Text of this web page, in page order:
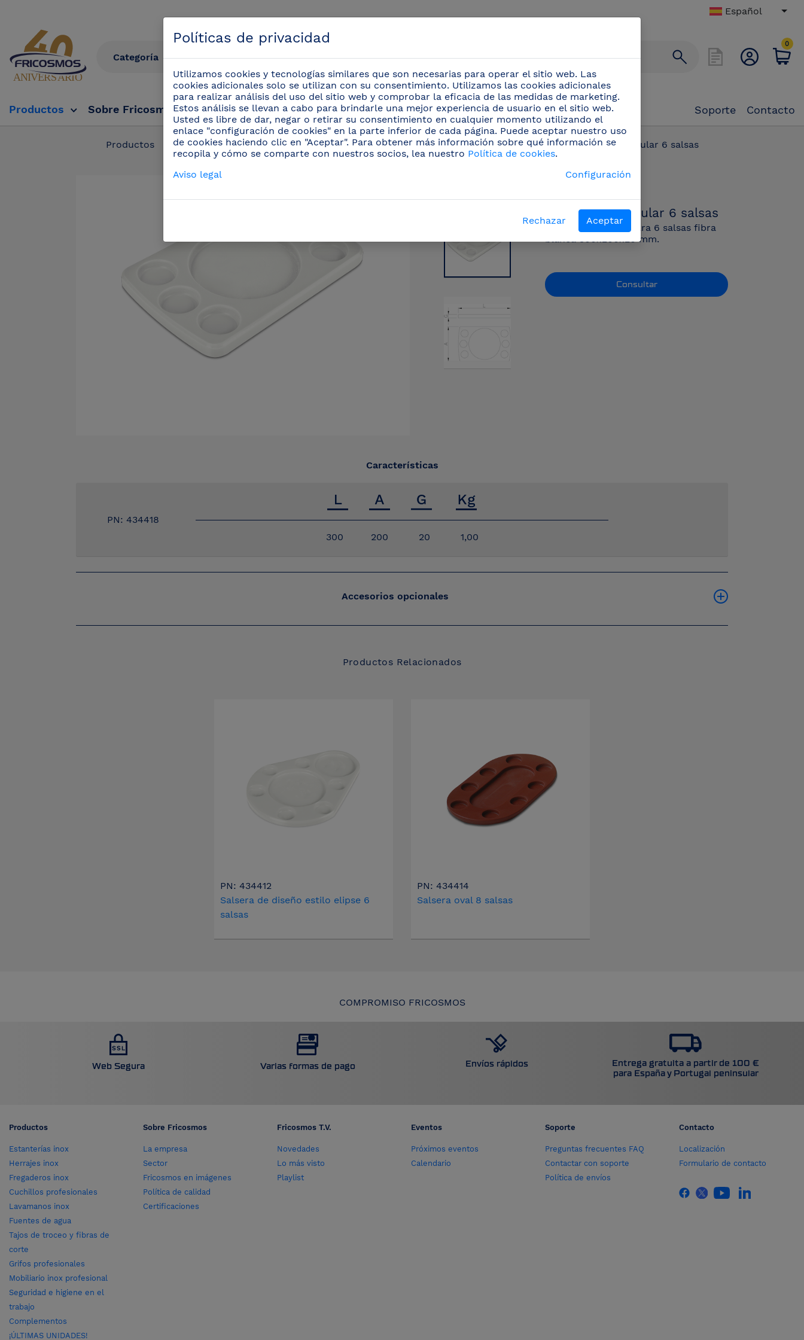
Español
0
Productos Sobre Fricosmos Fricosmos Tv Eventos Soporte Contacto
Productos Cuchillos profesionales / Utensilios para Servicio de mesa y barra (42) / Salsera rectangular 6 salsas
Salsera rectangular 6 salsas
Tabla rectangular para 6 salsas fibra
blanca 300x200x20 mm.
Consultar
Características
PN: 434418
300
200 20 1,00
Accesorios opcionales
Productos Relacionados
PN: 434412
Salsera de diseño estilo elipse 6
salsas
PN: 434414
Salsera oval 8 salsas
COMPROMISO FRICOSMOS
Web Segura Varias formas de pago Envíos rápidos
Entrega gratuita a partir de 100 €
para España y Portugal peninsular
Productos
Estanterías inox
Herrajes inox
Fregaderos inox
Cuchillos profesionales
Lavamanos inox
Fuentes de agua
Tajos de troceo y fibras de
corte
Grifos profesionales
Mobiliario inox profesional
Seguridad e higiene en el
trabajo
Complementos
¡ÚLTIMAS UNIDADES!
Sobre Fricosmos
La empresa
Sector
Fricosmos en imágenes
Política de calidad
Certificaciones
Fricosmos T.V.
Novedades
Lo más visto
Playlist
Eventos
Próximos eventos
Calendario
Soporte
Preguntas frecuentes FAQ
Contactar con soporte
Política de envíos
Contacto
Localización
Formulario de contacto
Políticas de privacidad
Utilizamos cookies y tecnologías similares que son necesarias para operar el sitio web. Las
cookies adicionales solo se utilizan con su consentimiento. Utilizamos las cookies adicionales
para realizar análisis del uso del sitio web y comprobar la eficacia de las medidas de marketing.
Estos análisis se llevan a cabo para brindarle una mejor experiencia de usuario en el sitio web.
Usted es libre de dar, negar o retirar su consentimiento en cualquier momento utilizando el
enlace "configuración de cookies" en la parte inferior de cada página. Puede aceptar nuestro uso
de cookies haciendo clic en "Aceptar". Para obtener más información sobre qué información se
recopila y cómo se comparte con nuestros socios, lea nuestro Política de cookies.
Aviso legal
Configuración
Rechazar Aceptar